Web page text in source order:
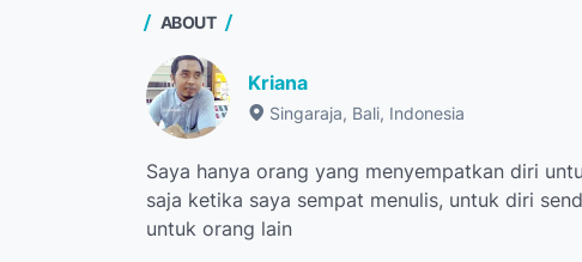
ABOUT
Kriana
Singaraja, Bali, Indonesia
Saya hanya orang yang menyempatkan diri
saja ketika saya sempat menulis, untuk diri
untuk orang lain